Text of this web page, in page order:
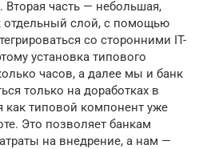
часть — небольшая,
отдельный слой, с помощью
со сторонними IT-
установка типового
часов, а далее мы и банк
только на доработках в
как типовой компонент уже
Это позволяет банкам
на внедрение, а нам —